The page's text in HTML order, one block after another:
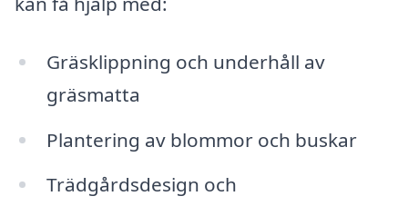
Gräsklippning och underhåll av
gräsmatta
Plantering av blommor och buskar
Trädgårdsdesign och